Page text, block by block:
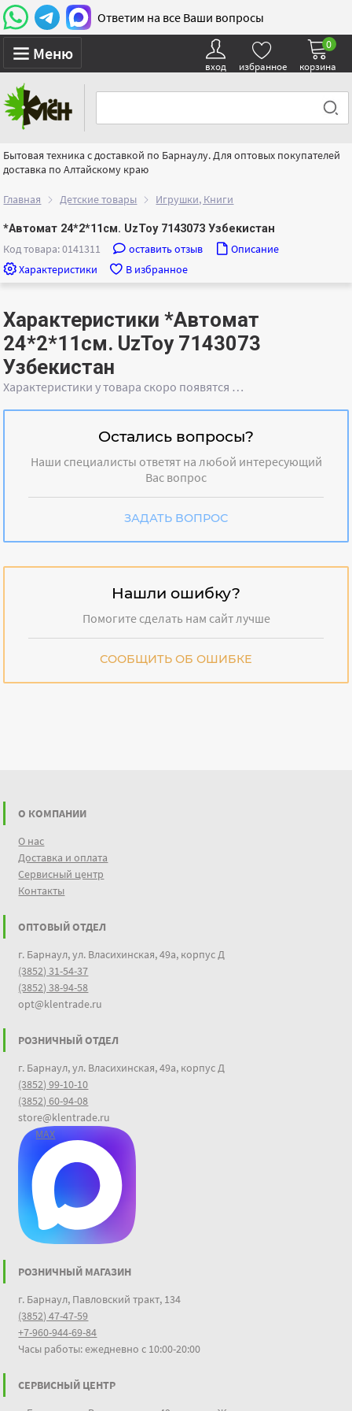
Ответим на все Ваши вопросы
Меню
вход избранное корзина
0
Бытовая техника с доставкой по Барнаулу. Для оптовых покупателей
доставка по Алтайскому краю
Главная Детские товары Игрушки, Книги
*Автомат 24*2*11см. UzToy 7143073 Узбекистан
Код товара: 0141311 оставить отзыв
Описание
Характеристики
В избранное
Характеристики *Автомат
24*2*11см. UzToy 7143073
Узбекистан
Характеристики у товара скоро появятся …
Остались вопросы?
Наши специалисты ответят на любой интересующий
Вас вопрос
ЗАДАТЬ ВОПРОС
Нашли ошибку?
Помогите сделать нам сайт лучше
СООБЩИТЬ ОБ ОШИБКЕ
О КОМПАНИИ
О нас
Доставка и оплата
Сервисный центр
Контакты
ОПТОВЫЙ ОТДЕЛ
г. Барнаул, ул. Власихинская, 49а, корпус Д
(3852) 31-54-37
(3852) 38-94-58
opt@klentrade.ru
РОЗНИЧНЫЙ ОТДЕЛ
г. Барнаул, ул. Власихинская, 49а, корпус Д
(3852) 99-10-10
(3852) 60-94-08
store@klentrade.ru
MAX
РОЗНИЧНЫЙ МАГАЗИН
г. Барнаул, Павловский тракт, 134
(3852) 47-47-59
+7-960-944-69-84
Часы работы: ежедневно с 10:00-20:00
СЕРВИСНЫЙ ЦЕНТР